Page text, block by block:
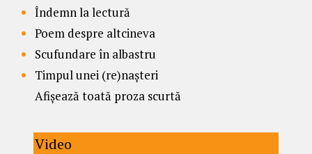
Îndemn la lectură
Poem despre altcineva
Scufundare în albastru
Timpul unei (re)nașteri
Afișează toată proza scurtă
Video